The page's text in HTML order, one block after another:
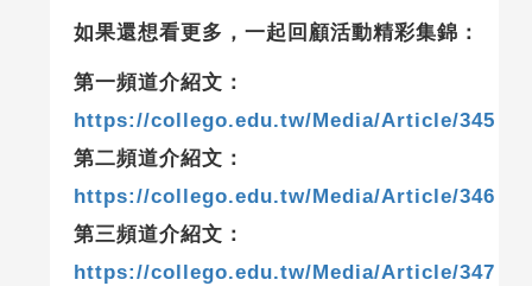
如果還想看更多，一起回顧活動精彩集錦：
第一頻道介紹文：
https://collego.edu.tw/Media/Article/345
第二頻道介紹文：
https://collego.edu.tw/Media/Article/346
第三頻道介紹文：
https://collego.edu.tw/Media/Article/347